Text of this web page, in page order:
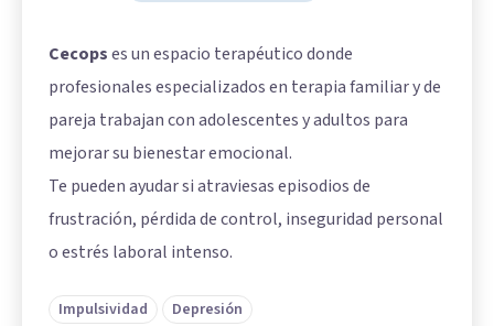
Cecopses un espacio terapéutico donde
profesionales especializados en terapia familiar y de
pareja trabajan con adolescentes y adultos para
mejorar su bienestar emocional.
Te pueden ayudar si atraviesas episodios de
frustración, pérdida de control, inseguridad personal
o estrés laboral intenso.
Impulsividad Depresión